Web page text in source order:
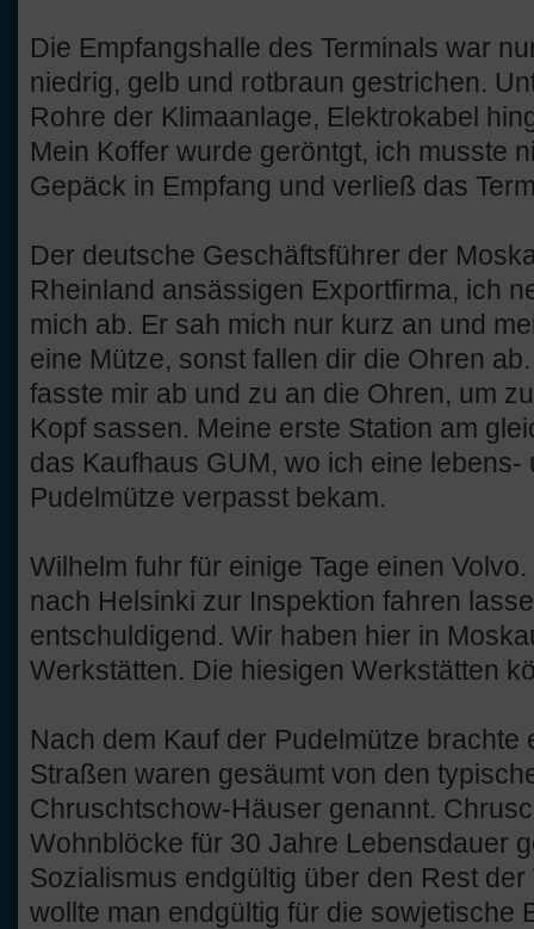
Die Empfangshalle des Terminals war
niedrig, gelb und rotbraun gestrichen.
Rohre der Klimaanlage, Elektrokabel
Mein Koffer wurde geröntgt, ich musste
Gepäck in Empfang und verließ das
Der deutsche Geschäftsführer der
Rheinland ansässigen Exportfirma, ich
mich ab. Er sah mich nur kurz an und
eine Mütze, sonst fallen dir die Ohren
fasste mir ab und zu an die Ohren, um
Kopf sassen. Meine erste Station am
das Kaufhaus GUM, wo ich eine lebens-
Pudelmütze verpasst bekam.
Wilhelm fuhr für einige Tage einen
nach Helsinki zur Inspektion fahren
entschuldigend. Wir haben hier in
Werkstätten. Die hiesigen Werkstätten
Nach dem Kauf der Pudelmütze brachte
Straßen waren gesäumt von den
Chruschtschow-Häuser genannt.
Wohnblöcke für 30 Jahre Lebensdauer
Sozialismus endgültig über den Rest
wollte man endgültig für die sowjetische